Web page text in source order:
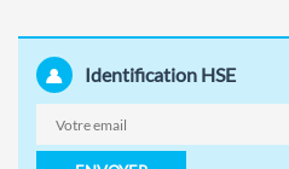
Identification HSE